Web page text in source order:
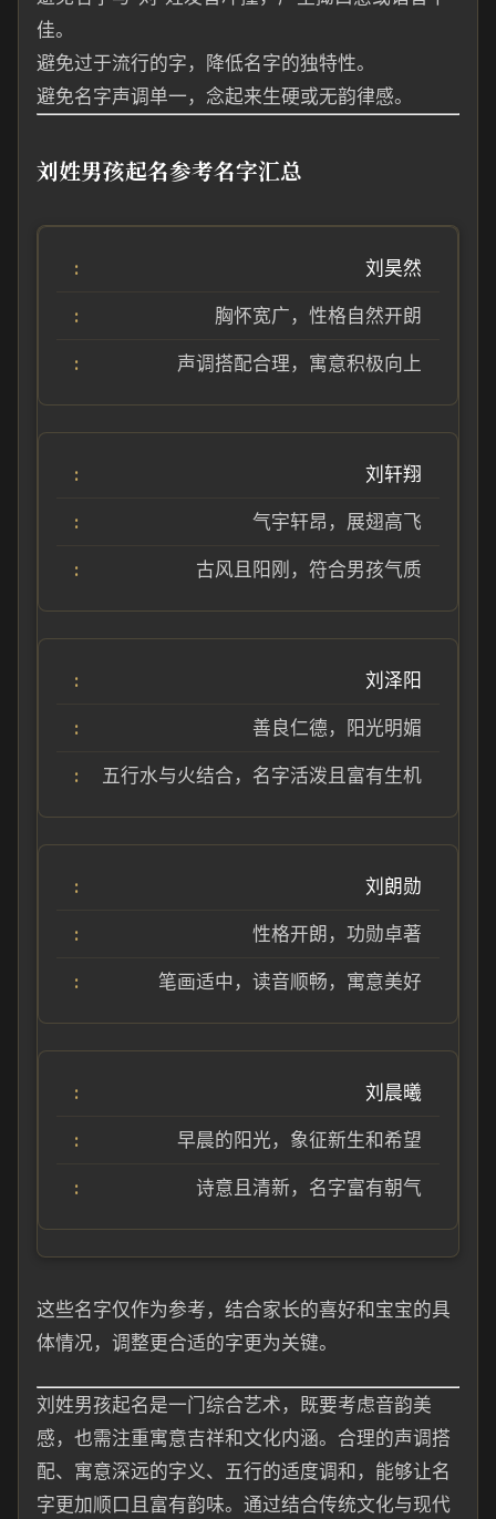
佳。
避免过于流行的字，降低名字的独特性。
避免名字声调单一，念起来生硬或无韵律感。
刘姓男孩起名参考名字汇总
刘昊然
胸怀宽广，性格自然开朗
声调搭配合理，寓意积极向上
刘轩翔
气宇轩昂，展翅高飞
古风且阳刚，符合男孩气质
刘泽阳
善良仁德，阳光明媚
五行水与火结合，名字活泼且富有生机
刘朗勋
性格开朗，功勋卓著
笔画适中，读音顺畅，寓意美好
刘晨曦
早晨的阳光，象征新生和希望
诗意且清新，名字富有朝气
这些名字仅作为参考，结合家长的喜好和宝宝的具
体情况，调整更合适的字更为关键。
刘姓男孩起名是一门综合艺术，既要考虑音韵美
感，也需注重寓意吉祥和文化内涵。合理的声调搭
配、寓意深远的字义、五行的适度调和，能够让名
字更加顺口且富有韵味。通过结合传统文化与现代